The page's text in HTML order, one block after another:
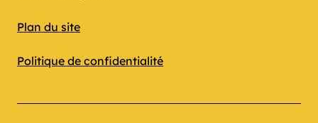
Plan du site
Politique de confidentialité